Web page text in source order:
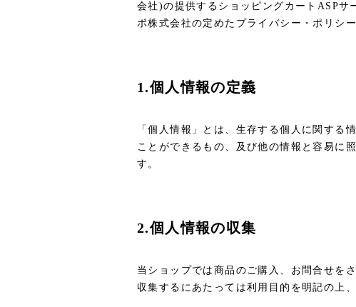
会社)の提供するショッピングカートASP
ボ株式会社の定めた プライバシー・ポリシー
1.個人情報の定義
「個人情報」とは、生存する個人に関する
ことができるもの、及び他の情報と容易に
す。
2.個人情報の収集
当ショップでは商品のご購入、お問合せを
収集するにあたっては利用目的を明記の上